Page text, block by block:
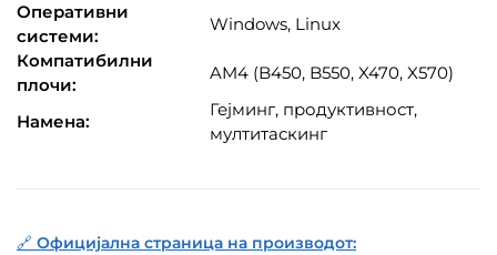
Оперативни
системи:
Windows, Linux
Компатибилни
плочи:
AM4 (B450, B550, X470, X570)
Намена:
Гејминг, продуктивност,
мултитаскинг
🔗 Официјална страница на производот: